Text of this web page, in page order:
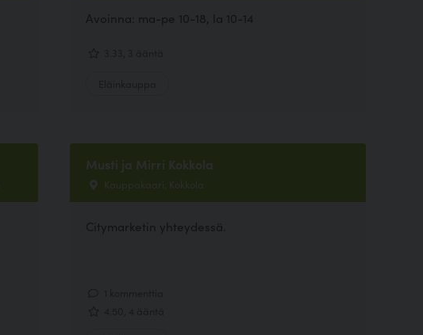
Avoinna: ma-pe 10-18, la 10-14
Musti ja Mirri Kokkola
Kauppakaari, Kokkola
Citymarketin yhteydessä.